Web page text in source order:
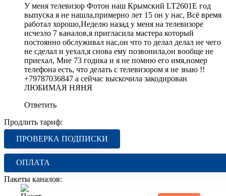
У меня телевизор Фотон наш Крымский LT2601E год
выпуска я не нашла,примерно лет 15 он у нас, Всё время
работал хорошо,Неделю назад у меня на телевизоре
исчезло 7 каналов,я пригласила мастера который
постоянно обслуживал нас,он что то делал делал не чего
не сделал и уехал,я снова ему позвонила,он вообще не
приехал, Мне 73 годика и я не помню его имя,номер
телефона есть, что делать с телевизором я не знаю !!
+79787036847 а сейчас выскочила закодирован
ЛЮБИМАЯ НЯНЯ
Ответить
Продлить тариф:
ПРОВЕРКА ПОДПИСКИ
ОПЛАТА
Пакеты каналов: